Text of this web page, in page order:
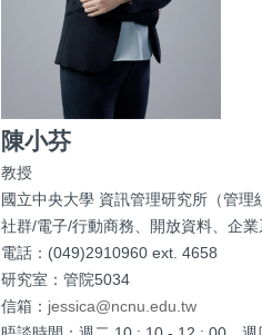
陳小芬
教授
國立中央大學 資訊管理研究所（管理
社群/電子/行動商務、開放資料、企
電話：(049)2910960 ext. 4658
研究室：管院5034
信箱： jessica@ncnu.edu.tw